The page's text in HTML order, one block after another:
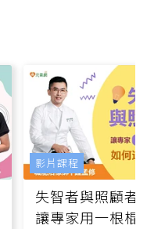
失智者與照顧者
讓專家用一根棍
影片課程